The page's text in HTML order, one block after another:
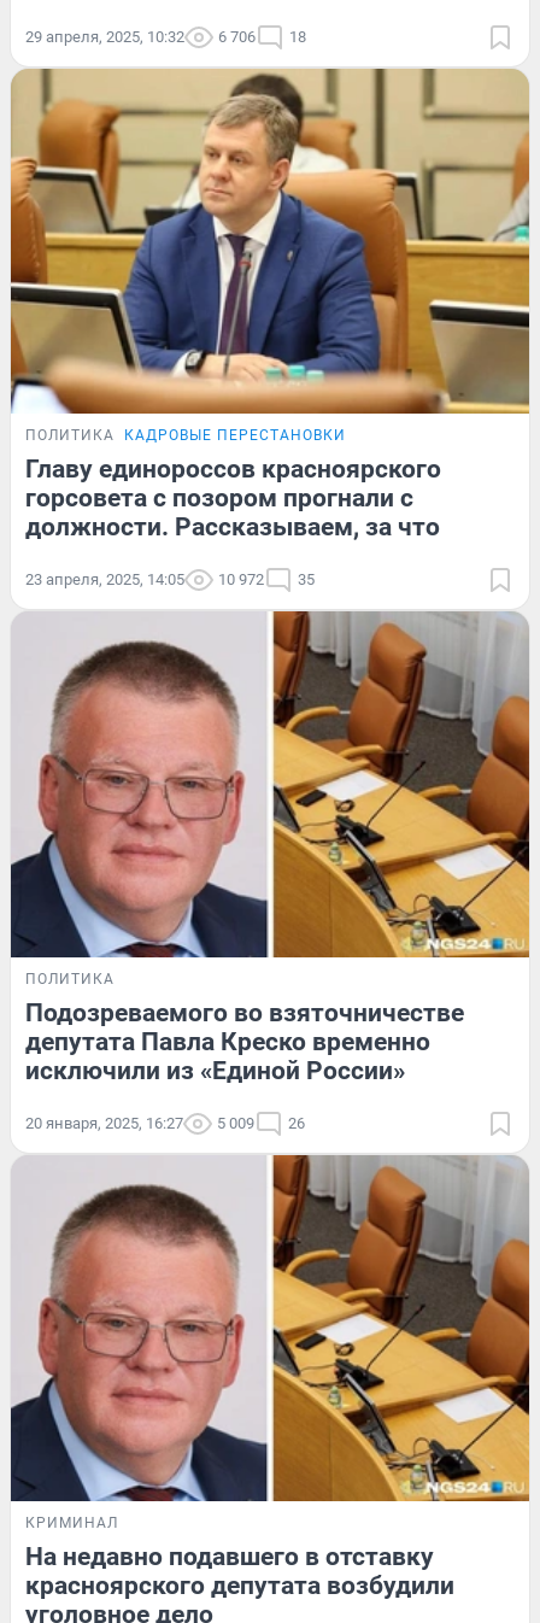
29 апреля, 2025, 10:32 6 706 18
ПОЛИТИКА КАДРОВЫЕ ПЕРЕСТАНОВКИ
Главу единороссов красноярского
горсовета с позором прогнали с
должности. Рассказываем, за что
23 апреля, 2025, 14:05 10 972 35
ПОЛИТИКА
Подозреваемого во взяточничестве
депутата Павла Креско временно
исключили из «Единой России»
20 января, 2025, 16:27 5 009 26
КРИМИНАЛ
На недавно подавшего в отставку
красноярского депутата возбудили
уголовное дело